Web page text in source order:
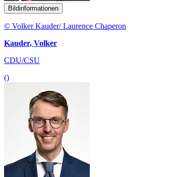
Bildinformationen
© Volker Kauder/ Laurence Chaperon
Kauder, Volker
CDU/CSU
()